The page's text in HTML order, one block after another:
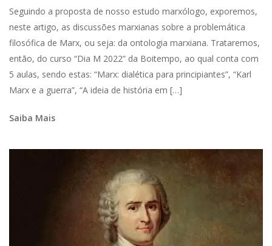
Seguindo a proposta de nosso estudo marxólogo, exporemos,
neste artigo, as discussões marxianas sobre a problemática
filosófica de Marx, ou seja: da ontologia marxiana. Trataremos,
então, do curso “Dia M 2022” da Boitempo, ao qual conta com
5 aulas, sendo estas: “Marx: dialética para principiantes”, “Karl
Marx e a guerra”, “A ideia de história em […]
Saiba Mais